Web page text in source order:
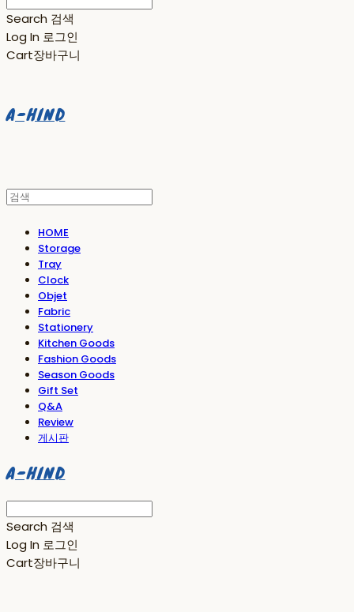
Search 검색
Log In 로그인
Cart장바구니
A-HIND
HOME
Storage
Tray
Clock
Objet
Fabric
Stationery
Kitchen Goods
Fashion Goods
Season Goods
Gift Set
Q&A
Review
게시판
A-HIND
Search 검색
Log In 로그인
Cart장바구니